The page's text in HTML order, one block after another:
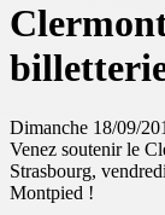
Dimanche 18/09/
Venez soutenir le
Strasbourg,
Montpied !